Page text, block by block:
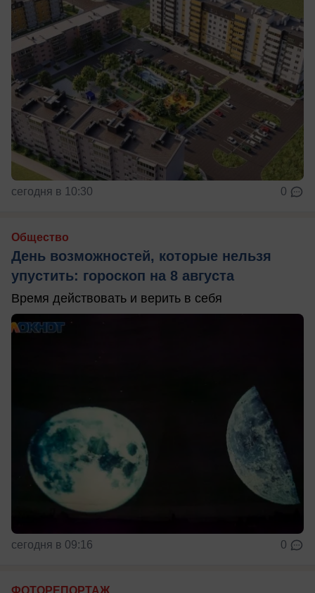
сегодня в 10:30 0
Общество
День возможностей, которые нельзя
упустить: гороскоп на 8 августа
Время действовать и верить в себя
сегодня в 09:16 0